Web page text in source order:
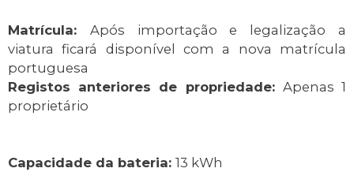
Matrícula: Após importação e legalização a
viatura ficará disponível com a nova matrícula
portuguesa
Registos anteriores de propriedade: Apenas 1
proprietário
Capacidade da bateria: 13 kWh